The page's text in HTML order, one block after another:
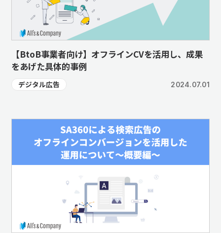
【BtoB事業者向け】オフラインCVを活用し、成果
をあげた具体的事例
デジタル広告 2024.07.01